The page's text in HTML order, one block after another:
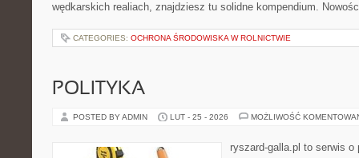
wędkarskich realiach, znajdziesz tu solidne kompendium.
CATEGORIES: OCHRONA ŚRODOWISKA W ROLNICTWIE
POLITYKA
POSTED BY ADMIN LUT - 25 - 2026 MOŻLIWOŚĆ
ryszard-galla.pl to serwis